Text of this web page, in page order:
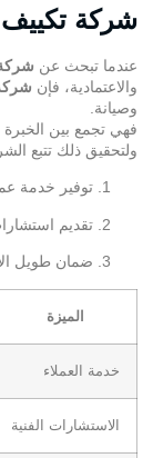
شركة
عندما تبحث عن
والاعتمادية، فإن
وصيانة.
فهي تجمع بين الخبرة
ولتحقيق ذلك تتبع
توفير خدمة
تقديم
ضمان طويل
الميزة
خدمة العملاء
الاستشارات الفنية